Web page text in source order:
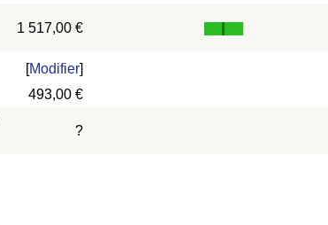
1 517,00 €
[Modifier]
493,00 €
?